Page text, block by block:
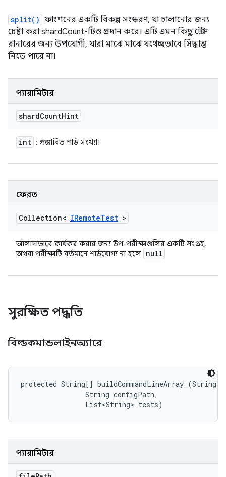
split() ফাংশনের একটি বিকল্প সংস্করণ, যা চালানোর জন্য
চেষ্টা করা shardCount-টিও প্রদান করে। এটি এমন কিছু টেস্ট
রানারের জন্য উপযোগী, যারা মাঝে মাঝে যথেচ্ছভাবে সিদ্ধান্ত
নিতে পারে না।
প্যারামিটার
shardCountHint
int : প্রস্তাবিত শার্ড সংখ্যা।
ফেরত
Collection< IRemoteTest >
আলাদাভাবে কার্যকর করার জন্য উপ-পরীক্ষাগুলির একটি সংগ্রহ,
অথবা পরীক্ষাটি বর্তমানে শার্ডযোগ্য না হলে null
সুরক্ষিত পদ্ধতি
বিল্ডকমান্ডলাইনঅ্যারে
protected String[] buildCommandLineArray
                String configPath,
                List<String> tests)
প্যারামিটার